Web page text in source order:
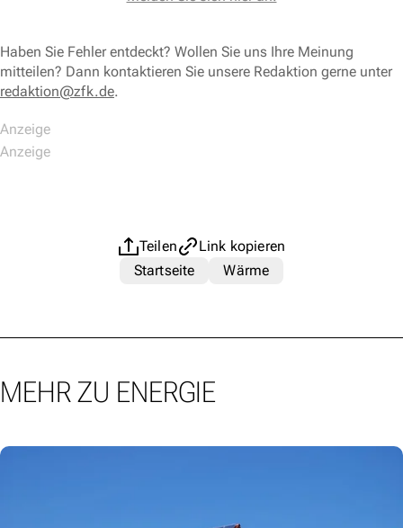
Haben Sie Fehler entdeckt? Wollen Sie uns Ihre Meinung
mitteilen? Dann kontaktieren Sie unsere Redaktion gerne unter
redaktion@zfk.de.
Teilen
Link kopieren
Startseite
Wärme
MEHR ZU ENERGIE